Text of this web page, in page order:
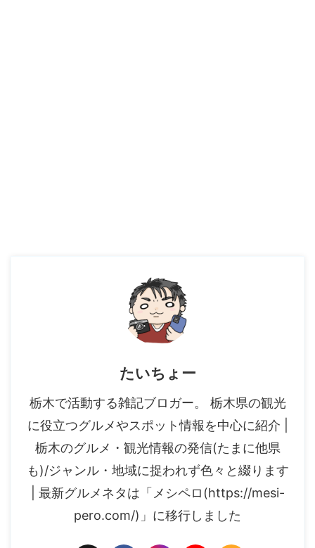
たいちょー
栃木で活動する雑記ブロガー。 栃木県の観光
に役立つグルメやスポット情報を中心に紹介 |
栃木のグルメ・観光情報の発信(たまに他県
も)/ジャンル・地域に捉われず色々と綴ります
| 最新グルメネタは「メシペロ(https://mesi-
pero.com/)」に移行しました